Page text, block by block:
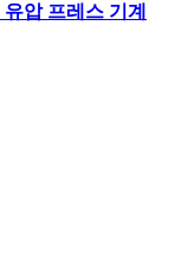
압 프레스 기계